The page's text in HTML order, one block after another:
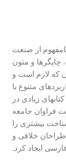
از صنعت
چاپگرها و متون
که لازم است و
متنوع با
زیادی در
فراوان جامعه
بیشتری را
خلاقی و
ایجاد کرد.